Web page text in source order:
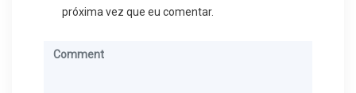
próxima vez que eu comentar.